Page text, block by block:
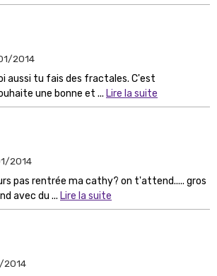
2014
aussi tu fais des fractales. C'est
une bonne et ... Lire la suite
2014
pas rentrée ma cathy? on t'attend..... gros
avec du ... Lire la suite
2014